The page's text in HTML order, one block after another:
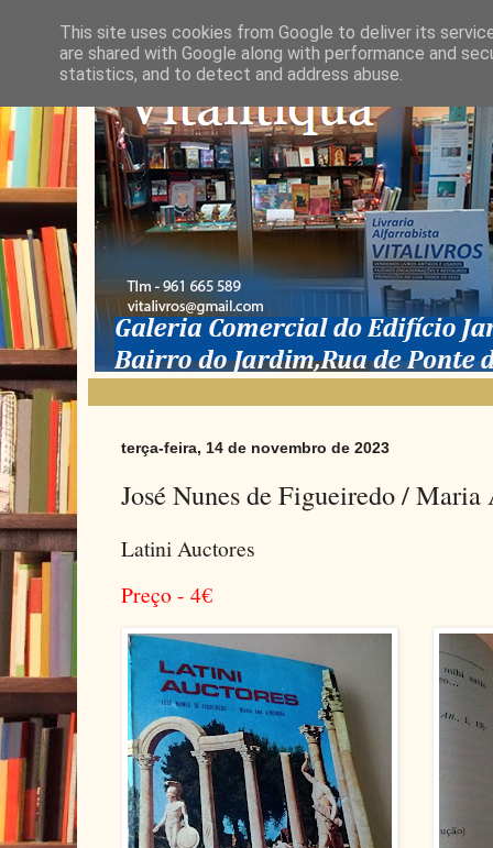
terça-feira, 14 de novembro de 2023
José Nunes de Figueiredo /
Latini Auctores
Preço - 4€
This site uses cookies from Google to deliver its
are shared with Google along with performance and
statistics, and to detect and address abuse.